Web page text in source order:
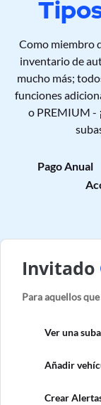
Como miembro
inventario de
mucho más;
funciones
o PREMIUM -
Pago Anual
Invitado
Para aquellos
Ver una
Añadir
Crear